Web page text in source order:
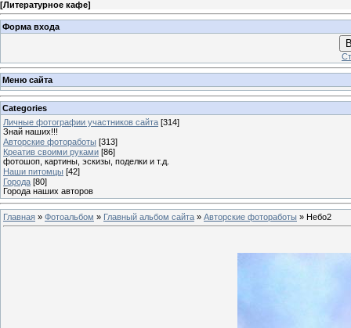
[Литературное кафе]
Форма входа
Меню сайта
Categories
Личные фотографии участников сайта [314]
Знай наших!!!
Авторские фотоработы [313]
Креатив своими руками [86]
фотошоп, картины, эскизы, поделки и т.д.
Наши питомцы [42]
Города [80]
Города наших авторов
Главная » Фотоальбом » Главный альбом сайта » Авторские фотоработы » Небо2